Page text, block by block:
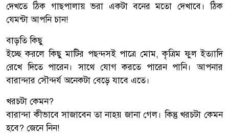
দেখতে ঠিক গাছপালায় ভরা একটা বনের মতো দেখাবে। ঠিক
যেমন্টা আপনি চান!
বাড়তি কিছু
ইচ্ছে করলে কিছু মাটির পছন্দসই পাত্রে মোম, কৃত্রিম ফুল ইত্যাদি
রেখে দিতে পারেন। সাথে যোগ করতে পারেন পানি। আপনার
বারান্দার সৌন্দর্য অনেকটা বেড়ে যাবে এতে।
খরচটা কেমন?
বারান্দা কীভাবে সাজাবেন তা নাহয় জানা গেল। কিন্তু খরচটা কেমন
হবে? জেনে নিন!